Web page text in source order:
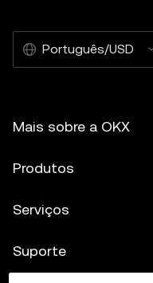
Português/USD
Mais sobre a OKX
Produtos
Serviços
Suporte